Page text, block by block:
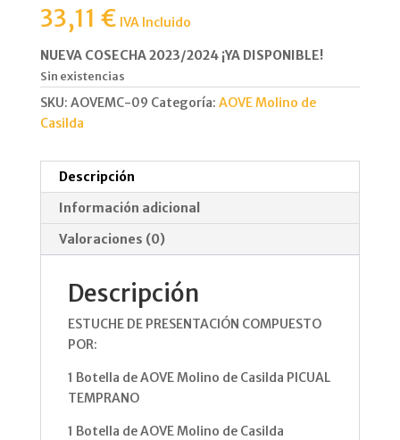
33,11 € IVA Incluido
NUEVA COSECHA 2023/2024 ¡YA DISPONIBLE!
Sin existencias
SKU: AOVEMC-09 Categoría: AOVE Molino de
Casilda
Descripción
Información adicional
Valoraciones (0)
Descripción
ESTUCHE DE PRESENTACIÓN COMPUESTO
POR:
1 Botella de AOVE Molino de Casilda PICUAL
TEMPRANO
1 Botella de AOVE Molino de Casilda